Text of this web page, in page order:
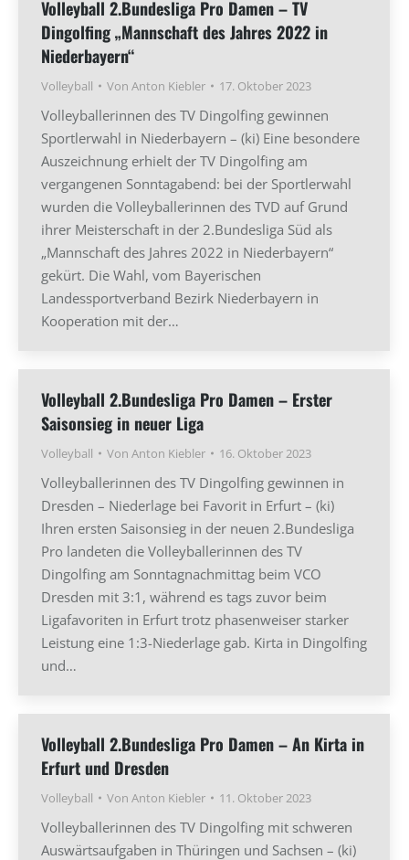
Volleyball 2.Bundesliga Pro Damen – TV
Dingolfing „Mannschaft des Jahres 2022 in
Niederbayern“
Volleyball Von Anton Kiebler 17. Oktober 2023
Volleyballerinnen des TV Dingolfing gewinnen
Sportlerwahl in Niederbayern – (ki) Eine besondere
Auszeichnung erhielt der TV Dingolfing am
vergangenen Sonntagabend: bei der Sportlerwahl
wurden die Volleyballerinnen des TVD auf Grund
ihrer Meisterschaft in der 2.Bundesliga Süd als
„Mannschaft des Jahres 2022 in Niederbayern“
gekürt. Die Wahl, vom Bayerischen
Landessportverband Bezirk Niederbayern in
Kooperation mit der…
Volleyball 2.Bundesliga Pro Damen – Erster
Saisonsieg in neuer Liga
Volleyball Von Anton Kiebler 16. Oktober 2023
Volleyballerinnen des TV Dingolfing gewinnen in
Dresden – Niederlage bei Favorit in Erfurt – (ki)
Ihren ersten Saisonsieg in der neuen 2.Bundesliga
Pro landeten die Volleyballerinnen des TV
Dingolfing am Sonntagnachmittag beim VCO
Dresden mit 3:1, während es tags zuvor beim
Ligafavoriten in Erfurt trotz phasenweiser starker
Leistung eine 1:3-Niederlage gab. Kirta in Dingolfing
und…
Volleyball 2.Bundesliga Pro Damen – An Kirta in
Erfurt und Dresden
Volleyball Von Anton Kiebler 11. Oktober 2023
Volleyballerinnen des TV Dingolfing mit schweren
Auswärtsaufgaben in Thüringen und Sachsen – (ki)